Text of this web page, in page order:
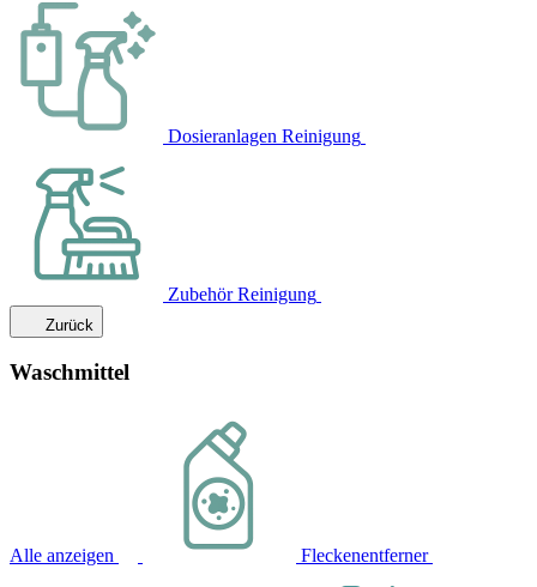
Dosieranlagen Reinigung
Zubehör Reinigung
Zurück
Waschmittel
Alle anzeigen Fleckenentferner